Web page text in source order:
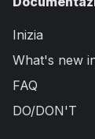
Inizia
What's new
FAQ
DO/DON'T